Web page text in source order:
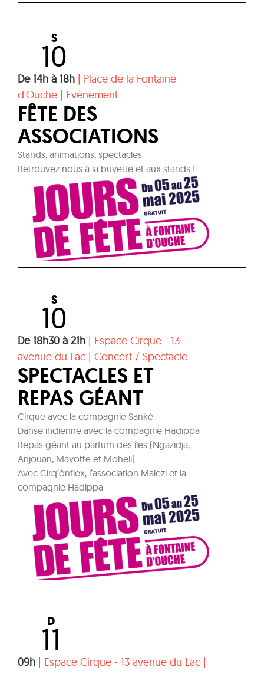
S
10
De 14h à 18h | Place de la Fontaine
d'Ouche | Evénement
FÊTE DES
ASSOCIATIONS
Stands, animations, spectacles
Retrouvez nous à la buvette et aux stands !
S
10
De 18h30 à 21h | Espace Cirque - 13
avenue du Lac | Concert / Spectacle
SPECTACLES ET
REPAS GÉANT
Cirque avec la compagnie Sanké
Danse indienne avec la compagnie Hadippa
Repas géant au parfum des îles (Ngazidja,
Anjouan, Mayotte et Moheli)
Avec Cirq’ônflex, l’association Malezi et la
compagnie Hadippa
D
11
09h | Espace Cirque - 13 avenue du Lac |